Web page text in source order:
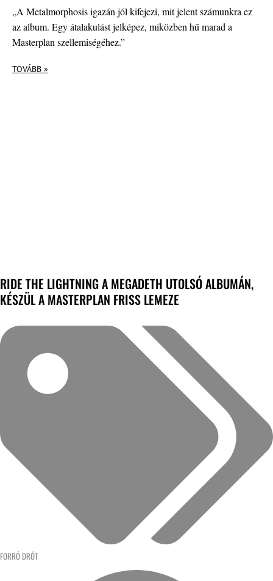
„A Metalmorphosis igazán jól kifejezi, mit jelent számunkra ez
az album. Egy átalakulást jelképez, miközben hű marad a
Masterplan szellemiségéhez.”
TOVÁBB »
RIDE THE LIGHTNING A MEGADETH UTOLSÓ ALBUMÁN,
KÉSZÜL A MASTERPLAN FRISS LEMEZE
FORRÓ DRÓT